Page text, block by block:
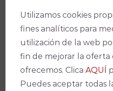
Facebook
X
Utilizamos cookies
fines analíticos para
utilización de la web
fin de mejorar la oferta
ofrecemos. ClicaAQUÍ
Puedes aceptar todas